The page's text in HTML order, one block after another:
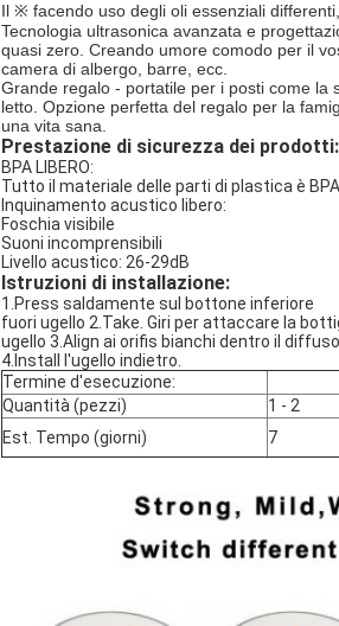
Il ※ facendo uso degli oli essenziali
Tecnologia ultrasonica avanzata e
quasi zero. Creando umore comodo per il
camera di albergo, barre, ecc.
Grande regalo - portatile per i posti come la
letto. Opzione perfetta del regalo per la
una vita sana.
Prestazione di sicurezza dei prodotti:
BPA LIBERO:
Tutto il materiale delle parti di plastica è
Inquinamento acustico libero:
Foschia visibile
Suoni incomprensibili
Livello acustico: 26-29dB
Istruzioni di installazione:
1.Press saldamente sul bottone inferiore
fuori ugello 2.Take. Giri per attaccare la
ugello 3.Align ai orifis bianchi dentro il
4.Install l'ugello indietro.
Termine d'esecuzione:
Quantità (pezzi)
1 - 2
Est. Tempo (giorni)
7